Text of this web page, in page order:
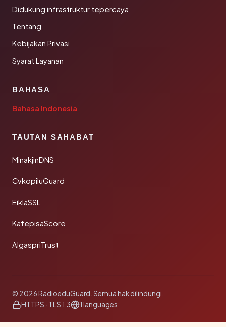
Didukung infrastruktur tepercaya
Tentang
Kebijakan Privasi
Syarat Layanan
BAHASA
Bahasa Indonesia
TAUTAN SAHABAT
MinakjinDNS
CvkopiluGuard
EiklaSSL
KafepisaScore
AlgaspriTrust
© 2026 RadioeduGuard. Semua hak dilindungi.
HTTPS · TLS 1.3
1 languages